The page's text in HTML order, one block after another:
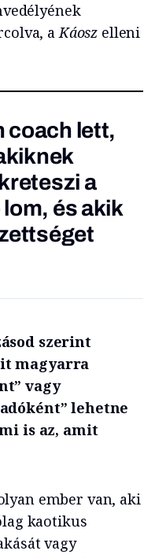
aKáosz elleni
coach lett,
a
és akik
szerint
magyarra
vagy
lehetne
is az, amit
ember van, aki
kaotikus
vagy